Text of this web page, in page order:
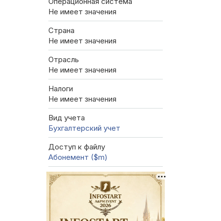
Не имеет значения
Страна
Не имеет значения
Отрасль
Не имеет значения
Налоги
Не имеет значения
Вид учета
Бухгалтерский учет
Доступ к файлу
Абонемент ($m)